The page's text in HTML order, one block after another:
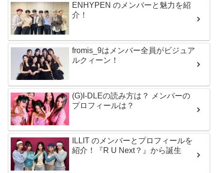
ENHYPEN のメンバーと魅力を紹
介！
fromis_9はメンバー全員がビジュア
ルクィーン！
(G)I-DLEの読み方は？ メンバーの
プロフィールは？
ILLIT のメンバーとプロフィールを
紹介！『R U Next？』から誕生